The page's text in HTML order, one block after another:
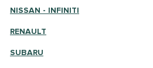
NISSAN - INFINITI
RENAULT
SUBARU